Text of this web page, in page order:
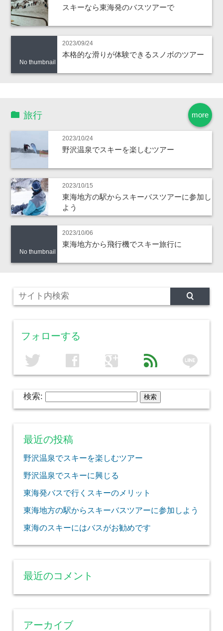
スキーなら東海発のバスツアーで
No thumbnail
2023/09/24
本格的な滑りが体験できるスノボのツアー
more
旅行
2023/10/24
野沢温泉でスキーを楽しむツアー
2023/10/15
東海地方の駅からスキーバスツアーに参加し
よう
No thumbnail
2023/10/06
東海地方から飛行機でスキー旅行に
フォローする
twitter facebook google feed line
検索:
最近の投稿
野沢温泉でスキーを楽しむツアー
野沢温泉でスキーに興じる
東海発バスで行くスキーのメリット
東海地方の駅からスキーバスツアーに参加しよう
東海のスキーにはバスがお勧めです
最近のコメント
アーカイブ